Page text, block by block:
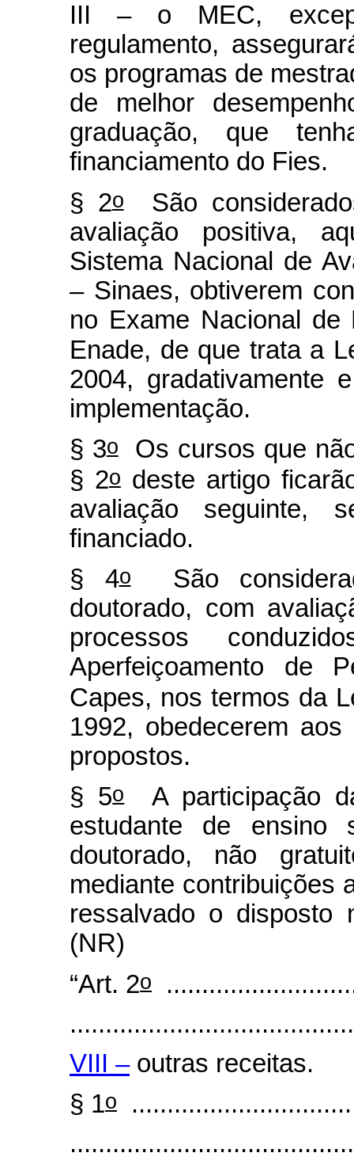
III – o MEC,
regulamento,
os programas de
de melhor
graduação, que
financiamento do Fies.
§ 2oSão
avaliação positiva,
Sistema Nacional de
– Sinaes, obtiverem
no Exame Nacional de
Enade, de que trata a
2004, gradativamente
implementação.
§ 3oOs cursos que
§ 2odeste artigo
avaliação seguinte,
financiado.
§ 4oSão
doutorado, com
processos
Aperfeiçoamento de
Capes, nos termos da
1992, obedecerem
propostos.
§ 5oA participação
estudante de ensino
doutorado, não
mediante contribuições
ressalvado o
(NR)
“Art. 2o
VIII –outras receitas.
§ 1o